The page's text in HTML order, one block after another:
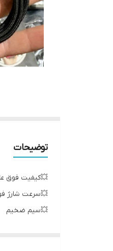
توضیحات
💥کیفیت فوق
💥سرعت شارژ
💥سیم ضخیم